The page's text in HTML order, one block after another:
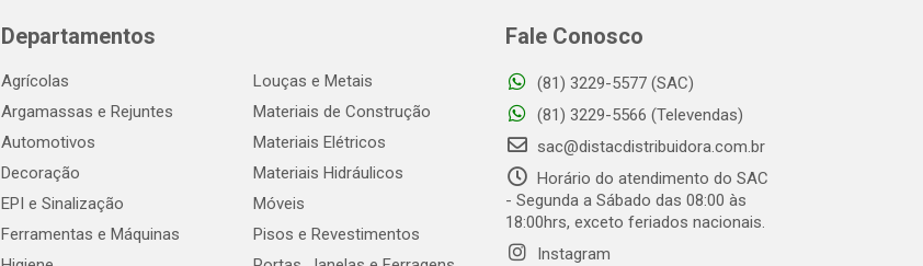
Departamentos
Agrícolas
Argamassas e Rejuntes
Automotivos
Decoração
EPI e Sinalização
Ferramentas e Máquinas
Louças e Metais
Materiais de Construção
Materiais Elétricos
Materiais Hidráulicos
Móveis
Pisos e Revestimentos
Fale Conosco
(81) 3229-5577 (SAC)
(81) 3229-5566 (Televendas)
sac@distacdistribuidora.com.br
Horário do atendimento do SAC
- Segunda a Sábado das 08:00 às
18:00hrs, exceto feriados nacionais.
Instagram